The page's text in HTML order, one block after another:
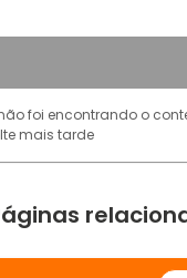
foi encontrando o
mais tarde